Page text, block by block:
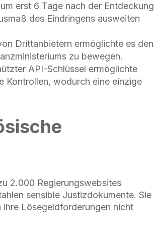
erst 6 Tage nach der Entdeckung
des Eindringens ausweiten
Drittanbietern ermöglichte es den
zu bewegen.
API-Schlüssel ermöglichte
Kontrollen, wodurch eine einzige
2.000 Regierungswebsites
sensible Justizdokumente. Sie
Lösegeldforderungen nicht